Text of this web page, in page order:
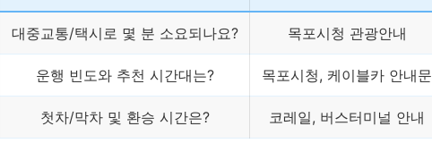
대중교통/택시로 몇 분 소요되나요? 목포시청 관광안내
운행 빈도와 추천 시간대는? 목포시청, 케이블카 안내문
첫차/막차 및 환승 시간은? 코레일, 버스터미널 안내